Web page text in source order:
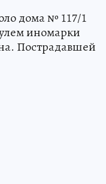
дома № 117/1
иномарки
Пострадавшей